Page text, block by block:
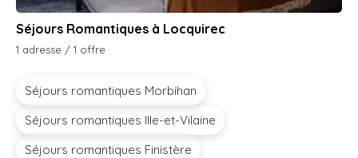
Séjours Romantiques à Locquirec
1 adresse / 1 offre
Séjours romantiques Morbihan
Séjours romantiques Ille-et-Vilaine
Séjours romantiques Finistère